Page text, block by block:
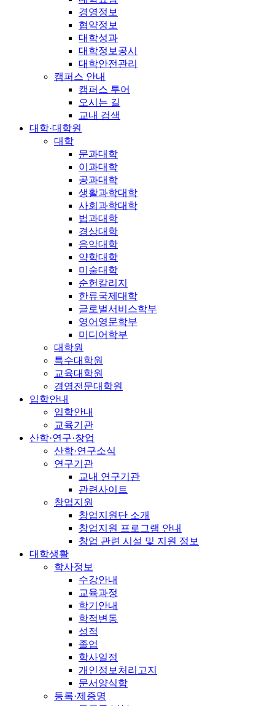
경영정보
협약정보
대학성과
대학정보공시
대학안전관리
캠퍼스 안내
캠퍼스 투어
오시는 길
교내 검색
대학·대학원
대학
문과대학
이과대학
공과대학
생활과학대학
사회과학대학
법과대학
경상대학
음악대학
약학대학
미술대학
순헌칼리지
한류국제대학
글로벌서비스학부
영어영문학부
미디어학부
대학원
특수대학원
교육대학원
경영전문대학원
입학안내
입학안내
교육기관
산학·연구·창업
산학·연구소식
연구기관
교내 연구기관
관련사이트
창업지원
창업지원단 소개
창업지원 프로그램 안내
창업 관련 시설 및 지원 정보
대학생활
학사정보
수강안내
교육과정
학기안내
학적변동
성적
졸업
학사일정
개인정보처리고지
문서양식함
등록·제증명